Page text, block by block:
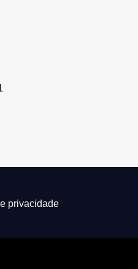
privacidade